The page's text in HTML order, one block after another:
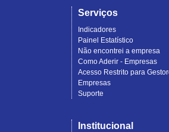
Serviços
Indicadores
Painel Estatístico
Não encontrei a empresa
Como Aderir - Empresas
Acesso Restrito para
Empresas
Suporte
Institucional